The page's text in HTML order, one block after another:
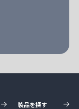
製品を探す